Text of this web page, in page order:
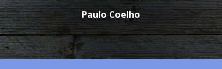
Paulo Coelho